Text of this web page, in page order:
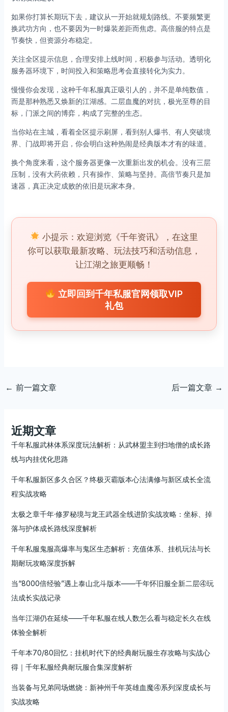
如果你打算长期玩下去，建议从一开始就规划路线。不要频繁更
换武功方向，也不要因为一时爆装差距而焦虑。高倍服的特点是
节奏快，但资源分布稳定。
关注全区提示信息，合理安排上线时间，积极参与活动。透明化
服务器环境下，时间投入和策略思考会直接转化为实力。
慢慢你会发现，这种千年私服真正吸引人的，并不是单纯数值，
而是那种熟悉又焕新的江湖感。二层血魔的对抗，极光至尊的目
标，门派之间的博弈，构成了完整的生态。
当你站在主城，看着全区提示刷屏，看到别人爆书、有人突破境
界、门战即将开启，你会明白这种热闹是经典版本才有的味道。
换个角度来看，这个服务器更像一次重新出发的机会。没有三层
压制，没有大药依赖，只有操作、策略与坚持。高倍节奏只是加
速器，真正决定成败的依旧是玩家本身。
小提示：欢迎浏览《千年资讯》，在这里
你可以获取最新攻略、玩法技巧和活动信息，
让江湖之旅更顺畅！
立即回到千年私服官网领取VIP
礼包
← 前一篇文章 后一篇文章 →
近期文章
千年私服武林体系深度玩法解析：从武林盟主到扫地僧的成长路
线与内挂优化思路
千年私服新区多久合区？终极灭霸版本心法满修与新区成长全流
程实战攻略
太极之章千年·修罗秘境与龙王武器全线进阶实战攻略：坐标、掉
落与护体成长路线深度解析
千年私服鬼服高爆率与鬼区生态解析：充值体系、挂机玩法与长
期耐玩攻略深度拆解
当“8000倍经验”遇上泰山北斗版本——千年怀旧服全新二层④玩
法成长实战记录
当年江湖仍在延续——千年私服在线人数怎么看与稳定长久在线
体验全解析
千年本70/80回忆：挂机时代下的经典耐玩服生存攻略与实战心
得｜千年私服经典耐玩服合集深度解析
当装备与兄弟同场燃烧：新神州千年英雄血魔④系列深度成长与
实战攻略